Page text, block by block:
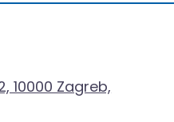
10000 Zagreb,